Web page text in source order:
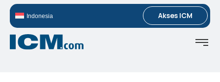
Indonesia Akses ICM